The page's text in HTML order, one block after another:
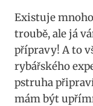
Existuje​
troubě, ⁣ale já
⁢přípravy! ⁣A ⁢to
rybářského
‌pstruha
mám být